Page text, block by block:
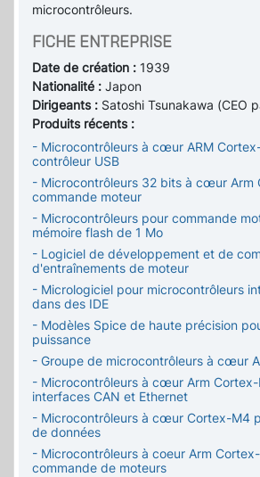
microcontrôleurs.
FICHE ENTREPRISE
Date de création : 1939
Nationalité : Japon
Dirigeants : Satoshi Tsunakawa (CEO
Produits récents :
- Microcontrôleurs à cœur ARM
contrôleur USB
- Microcontrôleurs 32 bits à cœur Arm
commande moteur
- Microcontrôleurs pour commande
mémoire flash de 1 Mo
- Logiciel de développement et de
d'entraînements de moteur
- Micrologiciel pour microcontrôleurs
dans des IDE
- Modèles Spice de haute précision
puissance
- Groupe de microcontrôleurs à cœur
- Microcontrôleurs à cœur Arm
interfaces CAN et Ethernet
- Microcontrôleurs à cœur Cortex-M4
de données
- Microcontrôleurs à coeur Arm
commande de moteurs